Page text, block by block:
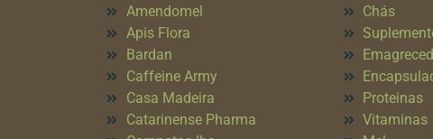
Amendomel
Apis Flora
Bardan
Caffeine Army
Casa Madeira
Catarinense Pharma
Chás
Proteinas
Vitaminas